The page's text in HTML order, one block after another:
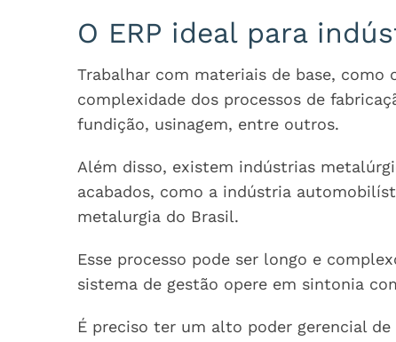
O ERP ideal para
Trabalhar com materiais de base,
complexidade dos processos de
fundição, usinagem, entre outros.
Além disso, existem indústrias
acabados, como a indústria
metalurgia do Brasil.
Esse processo pode ser longo e
sistema de gestão opere em sintonia
É preciso ter um alto poder gerencial